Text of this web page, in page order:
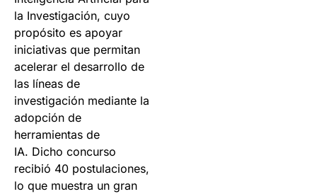
la Investigación, cuyo
propósito es apoyar
iniciativas que permitan
acelerar el desarrollo de
las líneas de
investigación mediante la
adopción de
herramientas de
IA. Dicho concurso
recibió 40 postulaciones,
lo que muestra un gran